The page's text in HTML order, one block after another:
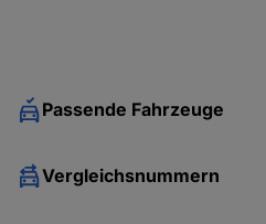
DACIA SANDERO
DACIA SANDERO
Passende Fahrzeuge
Vergleichsnummern